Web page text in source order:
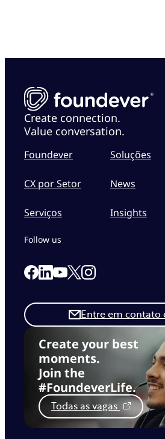
Create connection.
Value conversation.
Foundever
CX por Setor
Serviços
Soluções
News
Insights
Create your best
moments.
Join the
#FoundeverLife.
Todas as vagas
Entre em contato
Follow us
Link to our Facebook page
Link to our Linkedin page
Link to our Youtube page
Link to our X page
Link to our